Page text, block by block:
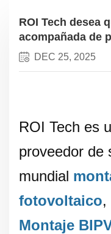
ROI Tech desea
acompañada de
DEC 25, 2025
ROI Tech es
proveedor de
mundial
fotovoltaico,
Montaje